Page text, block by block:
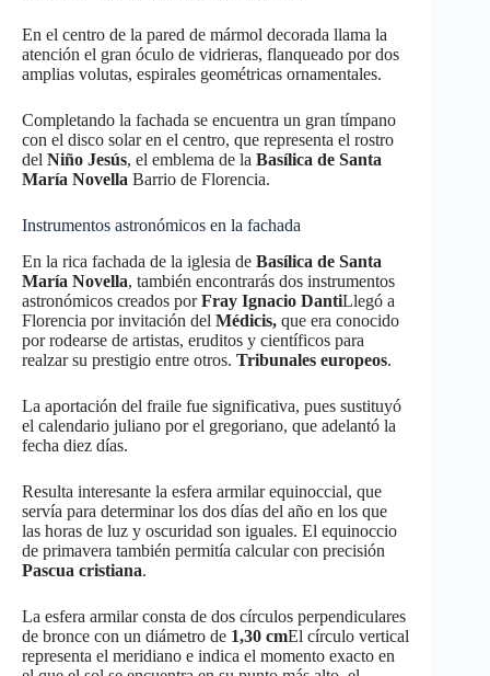
En el centro de la pared de mármol decorada llama la
atención el gran óculo de vidrieras, flanqueado por dos
amplias volutas, espirales geométricas ornamentales.
Completando la fachada se encuentra un gran tímpano
con el disco solar en el centro, que representa el rostro
del Niño Jesús, el emblema de la Basílica de Santa
María Novella Barrio de Florencia.
Instrumentos astronómicos en la fachada
En la rica fachada de la iglesia de Basílica de Santa
María Novella, también encontrarás dos instrumentos
astronómicos creados porFray Ignacio DantiLlegó a
Florencia por invitación del Médicis, que era conocido
por rodearse de artistas, eruditos y científicos para
realzar su prestigio entre otros. Tribunales europeos.
La aportación del fraile fue significativa, pues sustituyó
el calendario juliano por el gregoriano, que adelantó la
fecha diez días.
Resulta interesante la esfera armilar equinoccial, que
servía para determinar los dos días del año en los que
las horas de luz y oscuridad son iguales. El equinoccio
de primavera también permitía calcular con precisión
Pascua cristiana.
La esfera armilar consta de dos círculos perpendiculares
de bronce con un diámetro de 1,30 cmEl círculo vertical
representa el meridiano e indica el momento exacto en